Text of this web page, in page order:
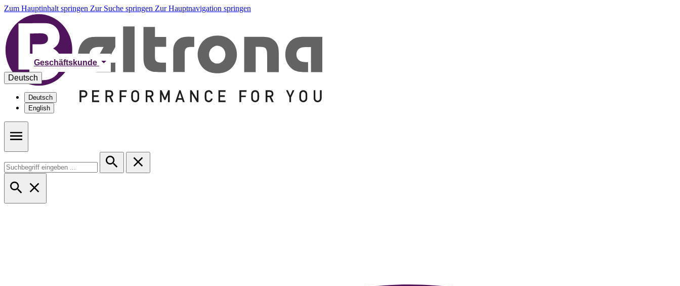
Zum Hauptinhalt springen Zur Suche springen Zur Hauptnavigation springen
Geschäftskunde
Deutsch
Deutsch
English